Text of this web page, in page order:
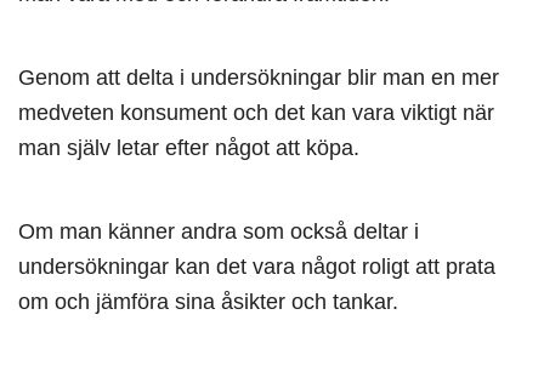
Genom att delta i undersökningar blir man en mer
medveten konsument och det kan vara viktigt när
man själv letar efter något att köpa.
Om man känner andra som också deltar i
undersökningar kan det vara något roligt att prata
om och jämföra sina åsikter och tankar.